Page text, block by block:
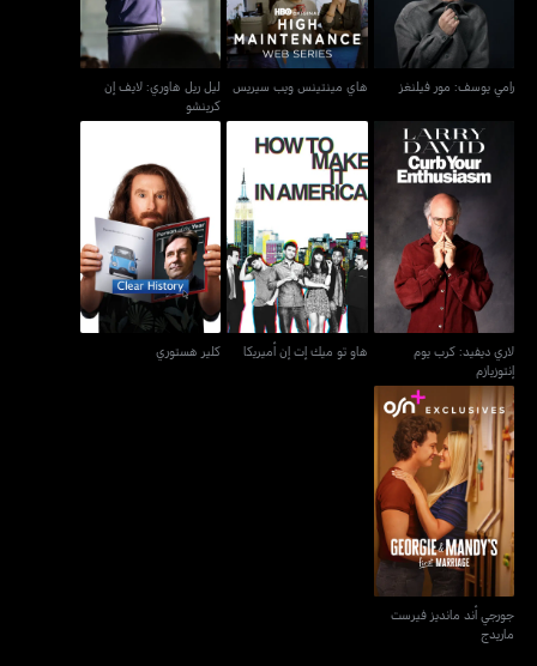
رامي يوسف: مور فيلنغز هاي مينتينس ويب سيريس
ليل ريل هاوري: لايف إن
كرينشو
لاري ديفيد: كرب يوم
إنتوزيازم
لاري ديفيد: كرب يوم
إنتوزيازم
هاو تو ميك إت إن أميريكا
هاو تو ميك إت إن أميريكا
كلير هستوري
كلير هستوري
جورجي أند مانديز فيرست
ماريدج
جورجي أند مانديز فيرست
ماريدج